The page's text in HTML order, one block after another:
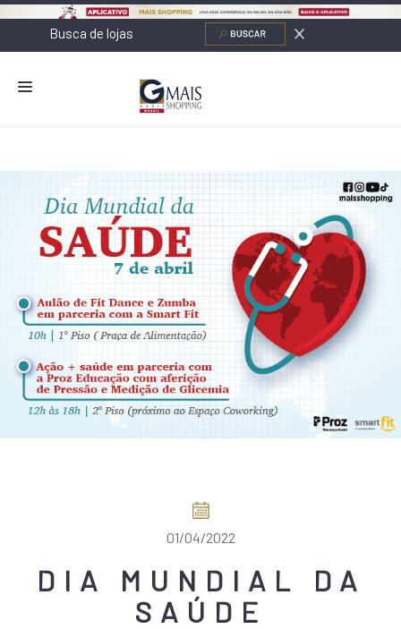
ALIMENTAÇÃO
CONTATO
O SHOPPING
SERVIÇOS
SHOPPINGS DA GAZIT
01/04/2022
DIA MUNDIAL DA
SAÚDE